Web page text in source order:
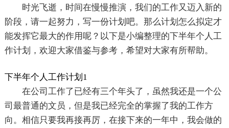
时光飞逝，时间在慢慢推演，我们的工作又迈入新的
阶段，请一起努力，写一份计划吧。那么计划怎么拟定才
能发挥它最大的作用呢？以下是小编整理的下半年个人工
作计划，欢迎大家借鉴与参考，希望对大家有所帮助。
下半年个人工作计划1
在公司工作了已经有三个年头了，虽然我还是一个公
司最普通的文员，但是我已经完全的掌握了我的工作方
向。相信只要我再接再厉，在接下来的一年中，我会做的